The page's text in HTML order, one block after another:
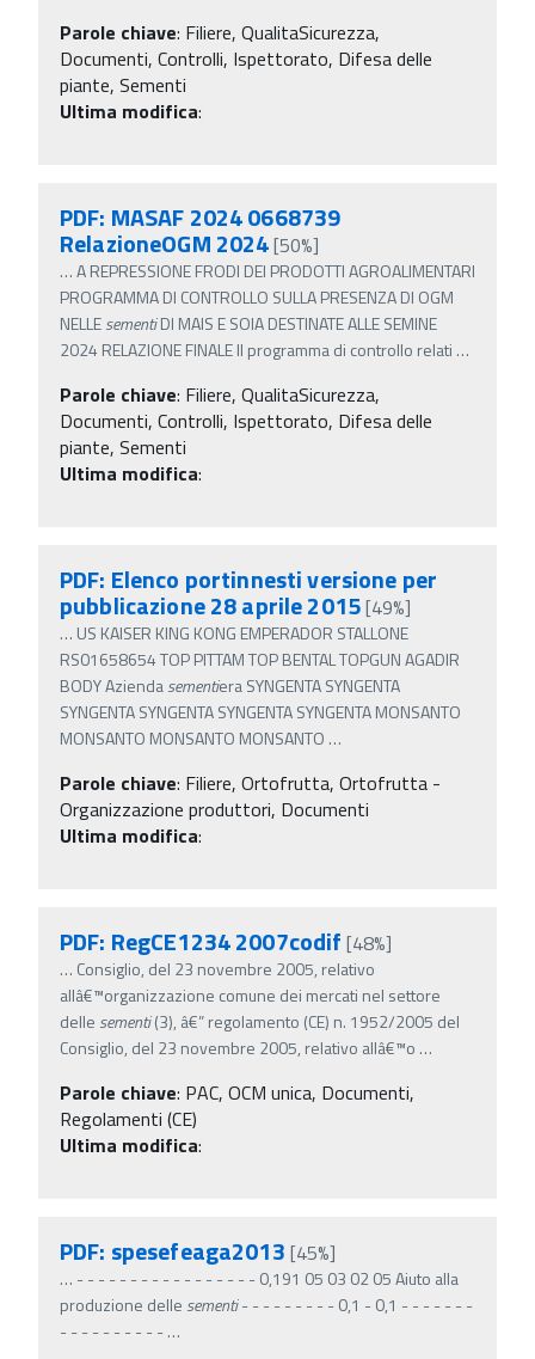
Parole chiave: Filiere, QualitaSicurezza,
Documenti, Controlli, Ispettorato, Difesa delle
piante, Sementi
Ultima modifica:
PDF: MASAF 2024 0668739
RelazioneOGM 2024[50%]
…A REPRESSIONE FRODI DEI PRODOTTI AGROALIMENTARI
PROGRAMMA DI CONTROLLO SULLA PRESENZA DI OGM
NELLEsementiDI MAIS E SOIA DESTINATE ALLE SEMINE
2024 RELAZIONE FINALE Il programma di controllo relati …
Parole chiave: Filiere, QualitaSicurezza,
Documenti, Controlli, Ispettorato, Difesa delle
piante, Sementi
Ultima modifica:
PDF: Elenco portinnesti versione per
pubblicazione 28 aprile 2015[49%]
… US KAISER KING KONG EMPERADOR STALLONE
RS01658654 TOP PITTAM TOP BENTAL TOPGUN AGADIR
BODY Aziendasementiera SYNGENTA SYNGENTA
SYNGENTA SYNGENTA SYNGENTA SYNGENTA MONSANTO
MONSANTO MONSANTO MONSANTO …
Parole chiave: Filiere, Ortofrutta, Ortofrutta -
Organizzazione produttori, Documenti
Ultima modifica:
PDF: RegCE1234 2007codif [48%]
… Consiglio, del 23 novembre 2005, relativo
allâ€™organizzazione comune dei mercati nel settore
delle sementi(3), â€” regolamento (CE) n. 1952/2005 del
Consiglio, del 23 novembre 2005, relativo allâ€™o …
Parole chiave: PAC, OCM unica, Documenti,
Regolamenti (CE)
Ultima modifica:
PDF: spesefeaga2013 [45%]
… - - - - - - - - - - - - - - - - - 0,191 05 03 02 05 Aiuto alla
produzione delle sementi- - - - - - - - - 0,1 - 0,1 - - - - - - -
- - - - - - - - - -…